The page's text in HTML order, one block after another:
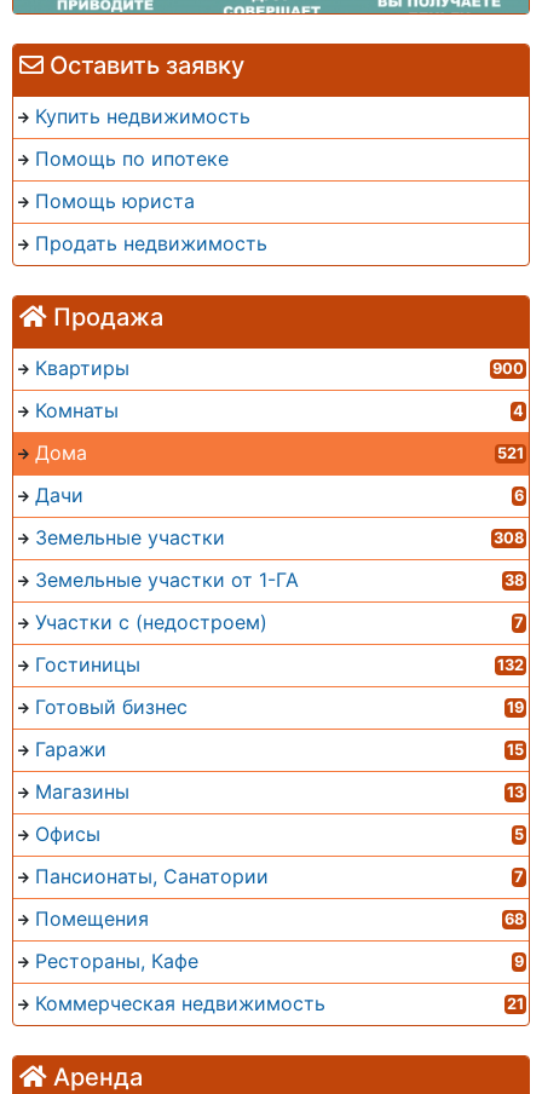
Оставить заявку
Купить недвижимость
Помощь по ипотеке
Помощь юриста
Продать недвижимость
Продажа
Квартиры 900
Комнаты 4
Дома 521
Дачи 6
Земельные участки 308
Земельные участки от 1-ГА 38
Участки с (недостроем) 7
Гостиницы 132
Готовый бизнес 19
Гаражи 15
Магазины 13
Офисы 5
Пансионаты, Санатории 7
Помещения 68
Рестораны, Кафе 9
Коммерческая недвижимость 21
Аренда